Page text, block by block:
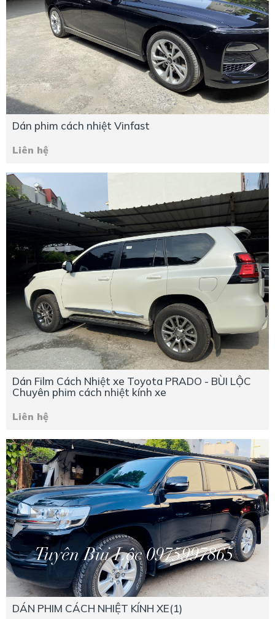
Dán phim cách nhiệt Vinfast
Liên hệ
Dán Film Cách Nhiệt xe Toyota PRADO - BÙI LỘC
Chuyên phim cách nhiệt kính xe
Liên hệ
DÁN PHIM CÁCH NHIỆT KÍNH XE(1)